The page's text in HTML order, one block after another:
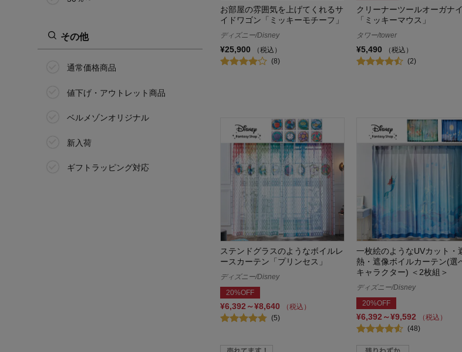
その他
通常価格商品
値下げ・アウトレット商品
ベルメゾンオリジナル
新入荷
ギフトラッピング対応
お部屋の雰囲気を上げてくれるサ
イドワゴン「ミッキーモチーフ」
ディズニー/Disney
¥25,900
（税込）
(8)
クリーナーツールオーガナ
「ミッキーマウス」
タワー/tower
¥5,490
（税込）
(2)
ステンドグラスのようなボイルレ
ースカーテン「プリンセス」
ディズニー/Disney
20%OFF
¥6,392～¥8,640
（税込）
(5)
一枚絵のようなUVカット・
熱・遮像ボイルカーテン(選
キャラクター) ＜2枚組＞
ディズニー/Disney
20%OFF
¥6,392～¥9,592
（税込）
(48)